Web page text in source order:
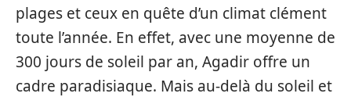
plages et ceux en quête d’un climat clément
toute l’année. En effet, avec une moyenne de
300 jours de soleil par an, Agadir offre un
cadre paradisiaque. Mais au-delà du soleil et